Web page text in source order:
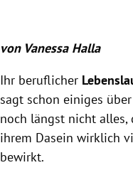
von Vanessa Halla
Ihr beruflicher
sagt schon einiges über
noch längst nicht alles,
ihrem Dasein wirklich
bewirkt.